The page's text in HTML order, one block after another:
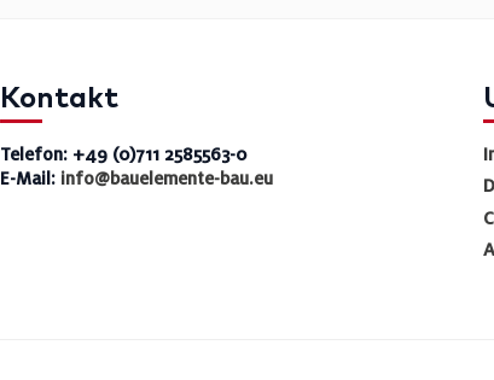
Kontakt
Telefon: +49 (0)711 2585563-0
E-Mail: info@bauelemente-bau.eu